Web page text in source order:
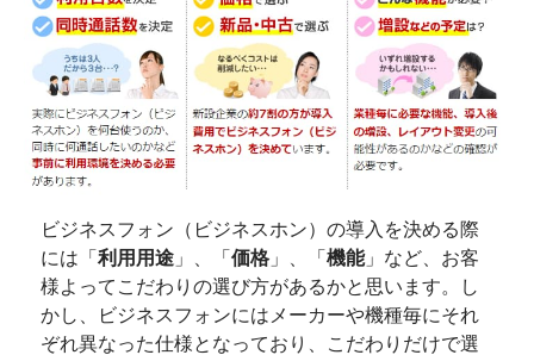
ッ
ト
コ
ム】
HOME
ビジネスフォン（ビジネスホン）の導入を決める際
には「 利用用途 」、「 価格 」、「 機能」など、お客
様よってこだわりの選び方があるかと思います。し
かし、ビジネスフォンにはメーカーや機種毎にそれ
ぞれ異なった仕様となっており、こだわりだけで選